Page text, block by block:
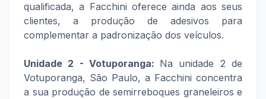
qualificada, a Facchini oferece ainda aos seus
clientes, a produção de adesivos para
complementar a padronização dos veículos.
Unidade 2 - Votuporanga: Na unidade 2 de
Votuporanga, São Paulo, a Facchini concentra
a sua produção de semirreboques graneleiros e